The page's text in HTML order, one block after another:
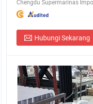
Hubungi Sekarang